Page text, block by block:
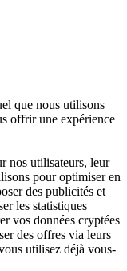
que nous utilisons
offrir une expérience
nos utilisateurs, leur
pour optimiser en
des publicités et
les statistiques
vos données cryptées
des offres via leurs
utilisez déjà vous-